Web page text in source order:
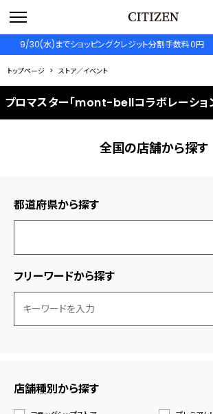
9/30(水)までショッピングクレジット分割手数料０円
トップページ ストア／イベント
プロマスター「mont-bellコラボレーショ
全国の店舗から探す
都道府県から探す
フリーワードから探す
店舗種別から探す